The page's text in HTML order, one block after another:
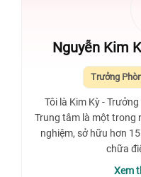
Nguyễn Kim
Trưởng
Tôi là Kim Kỳ -
Trung tâm là một trong
nghiệm, sở hữu hơn
chữa
Xem